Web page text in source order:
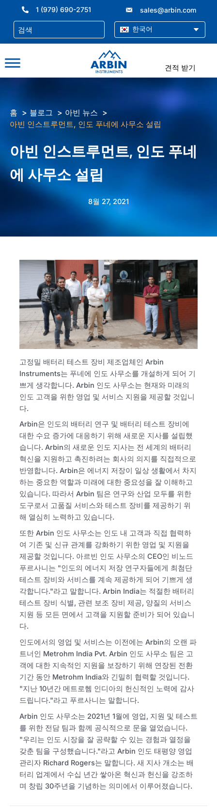
너
1 (979) 690-2751 sales@arbin.com
한국어
견적 받기
홈 블로그
아빈 뉴스
아빈 인스트루먼트, 인도 푸네에 사무소 설립
아빈 인스트루먼트, 인도 푸네
에 사무소 설립
8월 27, 2021
고정밀 배터리 테스트 장비 제조업체인 Arbin
Instruments는 푸네에 인도 사무소를 개설하게 되어 기
쁘게 생각합니다. Arbin 인도 사무소는 현재와 미래의
인도 고객을 위한 영업 및 서비스 지원을 제공할 것입니
다.
Arbin은 인도의 배터리 연구 및 배터리 테스트 장비에
대한 수요 증가에 대응하기 위해 새로운 지사를 설립했
습니다. Arbin의 새로운 인도 지사는 전 세계의 배터리
혁신을 지원하고 촉진하려는 회사의 의지를 직접적으로
반영합니다. Arbin은 에너지 저장이 일상 생활에서 차지
하는 중요한 역할과 미래에 대한 중요성을 잘 이해하고
있습니다. 따라서 Arbin 팀은 연구와 산업 모두를 위한
도구로서 고품질 서비스와 테스트 장비를 제공하기 위
해 열심히 노력하고 있습니다.
또한 Arbin 인도 사무소는 인도 내 고객과 직접 협력하
여 기존 및 신규 관계를 강화하기 위한 영업 및 지원을
제공할 것입니다. 아르빈 인도 사무소의 CEO인 비노드
푸르사니는 "인도의 에너지 저장 연구자들에게 최첨단
테스트 장비와 서비스를 계속 제공하게 되어 기쁘게 생
각합니다."라고 말합니다. Arbin India는 적절한 배터리
테스트 장비 식별, 관련 보조 장비 제공, 양질의 서비스
지원 등 모든 면에서 고객을 지원할 준비가 되어 있습니
다.
인도에서의 영업 및 서비스는 이전에는 Arbin의 오랜 파
트너인 Metrohm India Pvt. Arbin 인도 사무소 팀은 고
객에 대한 지속적인 지원을 보장하기 위해 연장된 전환
기간 동안 Metrohm India와 긴밀히 협력할 것입니다.
"지난 10년간 메트로헴 인디아의 헌신적인 노력에 감사
드립니다."라고 푸르사니는 말합니다.
Arbin 인도 사무소는 2021년 1월에 영업, 지원 및 테스트
를 위한 전담 팀과 함께 공식적으로 문을 열었습니다.
"우리는 인도 시장을 잘 공략할 수 있는 경험과 열정을
갖춘 팀을 구성했습니다."라고 Arbin 인도 태평양 영업
관리자 Richard Rogers는 말합니다. 새 지사 개소는 배
터리 업계에서 수십 년간 쌓아온 혁신과 헌신을 강조하
며 창립 30주년을 기념하는 의미에서 이루어졌습니다.